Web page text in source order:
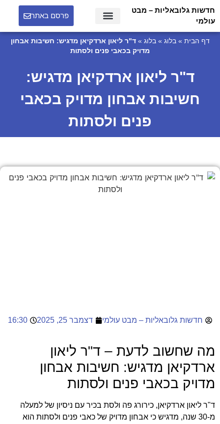
חדשות גלובאליות – מבט
עולמי
פרסם באתר
דף הבית »בלוג »בלוג »ד"ר ליאון ארדקיאן מדגיש: חשיבות אבחון
מדויק בכאבי פנים ולסתות
ד"ר ליאון ארדקיאן מדגיש:
חשיבות אבחון מדויק בכאבי
פנים ולסתות
חדשות גלובאליות – מבט עולמי דצמבר 25, 2025 16:30
מה שחשוב לדעת – ד"ר ליאון
ארדקיאן מדגיש: חשיבות אבחון
מדויק בכאבי פנים ולסתות
ד"ר ליאון ארדקיאן, כירורג פה ולסת בכיר עם ניסיון של למעלה
מ-30 שנה, מדגיש כי אבחון מדויק של כאבי פנים ולסתות הוא